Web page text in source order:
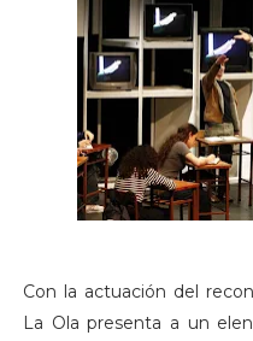
Con la actuación del
La Ola presenta a un